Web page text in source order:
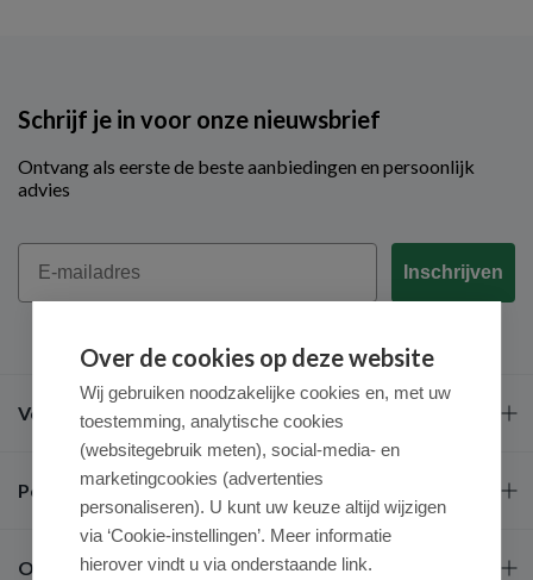
Schrijf je in voor onze nieuwsbrief
Ontvang als eerste de beste aanbiedingen en persoonlijk
advies
Email
Inschrijven
Veel gestelde vragen
Populaire merken
Over ons
Over de cookies op deze website
Wij gebruiken noodzakelijke cookies en, met uw
toestemming, analytische cookies
(websitegebruik meten), social-media- en
marketingcookies (advertenties
personaliseren). U kunt uw keuze altijd wijzigen
via ‘Cookie-instellingen’. Meer informatie
hierover vindt u via onderstaande link.